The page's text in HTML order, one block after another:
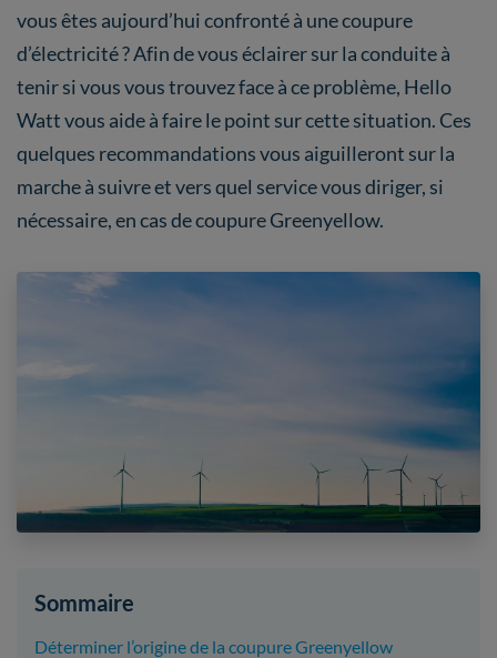
vous êtes aujourd’hui confronté à une coupure
d’électricité ? Afin de vous éclairer sur la conduite à
tenir si vous vous trouvez face à ce problème, Hello
Watt vous aide à faire le point sur cette situation. Ces
quelques recommandations vous aiguilleront sur la
marche à suivre et vers quel service vous diriger, si
nécessaire, en cas de coupure Greenyellow.
Sommaire
Déterminer l’origine de la coupure Greenyellow